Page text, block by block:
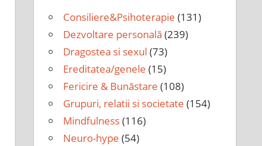
Consiliere&Psihoterapie (131)
Dezvoltare personală (239)
Dragostea si sexul (73)
Ereditatea/genele (15)
Fericire & Bunăstare (108)
Grupuri, relatii si societate (154)
Mindfulness(116)
Neuro-hype (54)